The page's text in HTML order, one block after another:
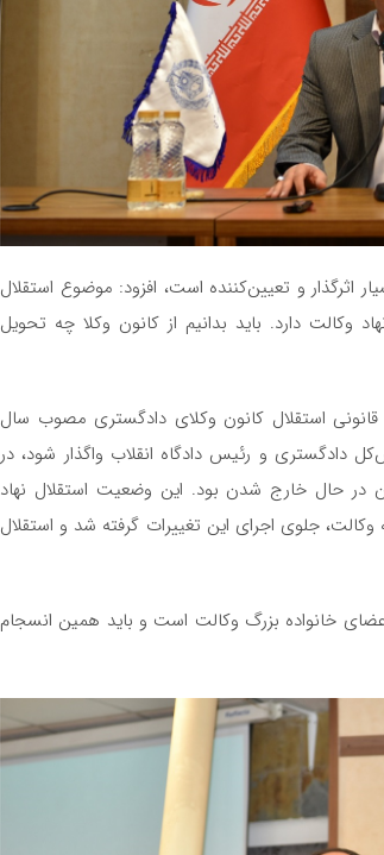
اثرگذار و تعیین‌کننده است، افزود: موضوع استقلال
وکالت دارد. باید بدانیم از کانون وکلا چه تحویل
با اشاره به ماده ۴۸ آیین‌نامه لایحه قانونی استقلال کانون وکلای دادگستری مصوب سال
دادگستری و رئیس دادگاه انقلاب واگذار شود، در
در حال خارج شدن بود. این وضعیت استقلال نهاد
وکالت، جلوی اجرای این تغییرات گرفته شد و استقلال
خانواده بزرگ وکالت است و باید همین انسجام